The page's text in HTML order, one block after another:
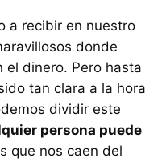
a recibir en nuestro
donde
el dinero. Pero hasta
tan clara a la hora
dividir este
persona puede
que nos caen del